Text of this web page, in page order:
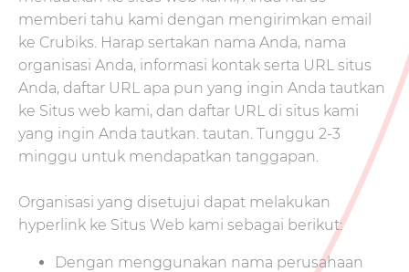
memberi tahu kami dengan mengirimkan email
ke Crubiks. Harap sertakan nama Anda, nama
organisasi Anda, informasi kontak serta URL situs
Anda, daftar URL apa pun yang ingin Anda tautkan
ke Situs web kami, dan daftar URL di situs kami
yang ingin Anda tautkan. tautan. Tunggu 2-3
minggu untuk mendapatkan tanggapan.
Organisasi yang disetujui dapat melakukan
hyperlink ke Situs Web kami sebagai berikut:
Dengan menggunakan nama perusahaan